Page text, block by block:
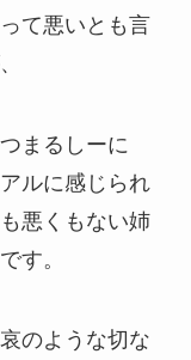
て悪いとも言
まるしーに
ルに感じられ
悪くもない姉
す。
のような切な